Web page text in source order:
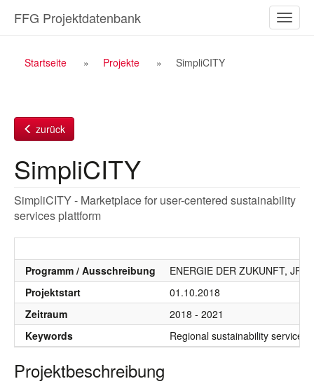
Inhalt
ein-/
FFG Projektdatenbank
Breadcrumb
Startseite Projekte SimpliCITY
zurück
SimpliCITY
SimpliCITY - Marketplace for user-centered sustainability
services plattform
Programm / Ausschreibung
ENERGIE DER ZUKUNFT, JPI
Projektstart
01.10.2018
Zeitraum
2018 - 2021
Keywords
Regional sustainability
Projektbeschreibung